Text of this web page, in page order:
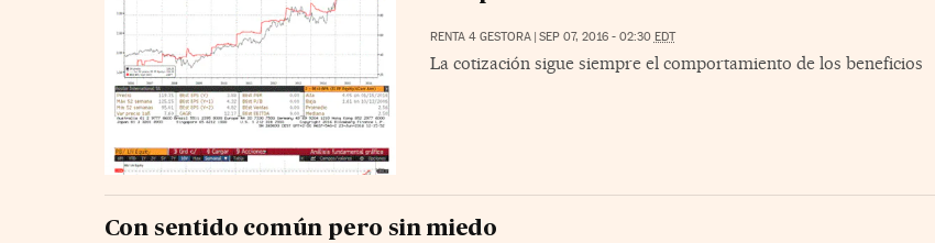
RENTA 4 GESTORA SEP 07, 2016 - 02:30 EDT
La cotización sigue siempre el comportamiento de los beneficios
Con sentido común pero sin miedo